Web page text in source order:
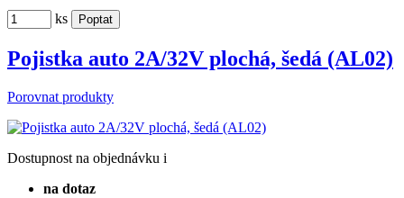
ks
Pojistka auto 2A/32V plochá, šedá (AL02)
Porovnat produkty
Dostupnost na objednávku i
na dotaz